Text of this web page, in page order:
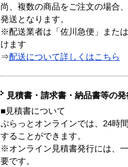
尚、複数の商品をご注文の場合
発送となります。
※配送業者は「佐川急便」また
けます
⇒配送について詳しくはこちら
見積書・請求書・納品書等の
■見積書について
ぷらっとオンラインでは、24時
することができます。
※オンライン見積書発行には、
要です。